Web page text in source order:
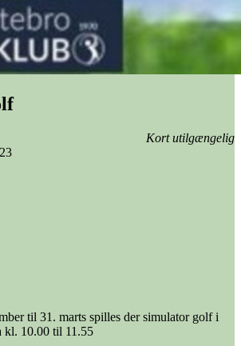
Kort utilgængelig
til 31. marts spilles der simulator golf i
kl. 10.00 til 11.55